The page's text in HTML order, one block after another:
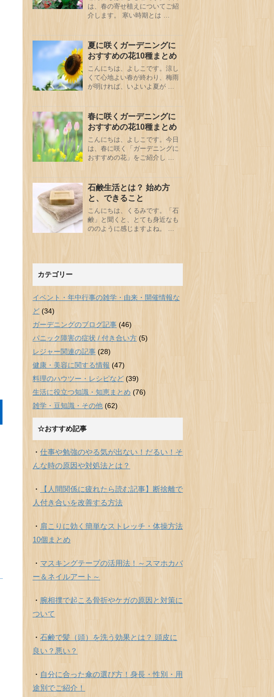
は、春の寄せ植えについてご紹
介します。 寒い時期とは …
夏に咲くガーデニングに
おすすめの花10種まとめ
こんにちは、よしこです。涼し
くて心地よい春が終わり、梅雨
が明ければ、いよいよ夏が …
春に咲くガーデニングに
おすすめの花10種まとめ
こんにちは、よしこです。今日
は、春に咲く「ガーデニングに
おすすめの花」をご紹介し …
石鹸生活とは？ 始め方
と、できること
こんにちは、くるみです。「石
鹸」と聞くと、とても身近なも
ののように感じますよね。 …
カテゴリー
イベント・年中行事の雑学・由来・開催情報な
ど (34)
ガーデニングのブログ記事 (46)
パニック障害の症状 / 付き合い方 (5)
レジャー関連の記事 (28)
健康・美容に関する情報 (47)
料理のハウツー・レシピなど (39)
生活に役立つ知識・知恵まとめ (76)
雑学・豆知識・その他 (62)
☆おすすめ記事
・ 仕事や勉強のやる気が出ない！だるい！そ
んな時の原因や対処法とは？
・
【人間関係に疲れたら読む記事】断捨離で
人付き合いを改善する方法
・ 肩こりに効く簡単なストレッチ・体操方法
10個まとめ
・ マスキングテープの活用法！～スマホカバ
ー＆ネイルアート～
・ 腕相撲で起こる骨折やケガの原因と対策に
ついて
・ 石鹸で髪（頭）を洗う効果とは？ 頭皮に
良い？悪い？
・ 自分に合った傘の選び方！身長・性別・用
途別でご紹介！